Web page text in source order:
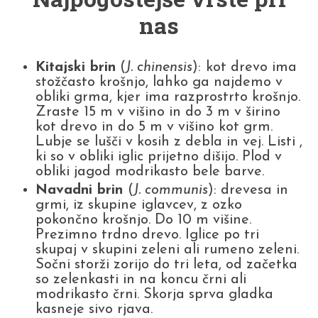
nas
Kitajski brin ( J. chinensis): kot drevo ima
stožčasto krošnjo, lahko ga najdemo v
obliki grma, kjer ima razprostrto krošnjo.
Zraste 15 m v višino in do 3 m v širino
kot drevo in do 5 m v višino kot grm.
Lubje se lušči v kosih z debla in vej. Listi ,
ki so v obliki iglic prijetno dišijo. Plod v
obliki jagod modrikasto bele barve.
Navadni brin ( J. communis): drevesa in
grmi, iz skupine iglavcev, z ozko
pokončno krošnjo. Do 10 m višine.
Prezimno trdno drevo. Iglice po tri
skupaj v skupini zeleni ali rumeno zeleni.
Sočni storži zorijo do tri leta, od začetka
so zelenkasti in na koncu črni ali
modrikasto črni. Skorja sprva gladka
kasneje sivo rjava.